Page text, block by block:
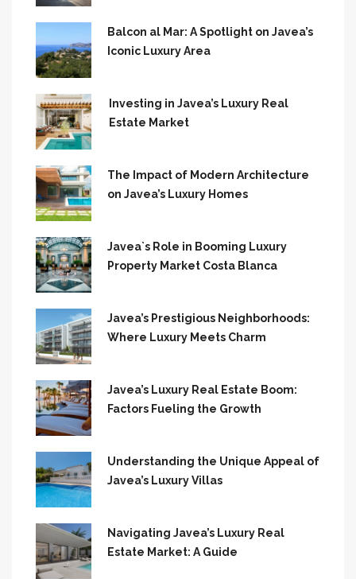
Balcon al Mar: A Spotlight on Javea’s
Iconic Luxury Area
Investing in Javea’s Luxury Real
Estate Market
The Impact of Modern Architecture
on Javea’s Luxury Homes
Javea`s Role in Booming Luxury
Property Market Costa Blanca
Javea’s Prestigious Neighborhoods:
Where Luxury Meets Charm
Javea’s Luxury Real Estate Boom:
Factors Fueling the Growth
Understanding the Unique Appeal of
Javea’s Luxury Villas
Navigating Javea’s Luxury Real
Estate Market: A Guide